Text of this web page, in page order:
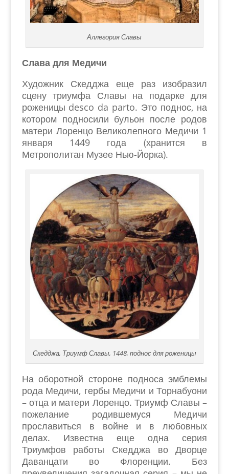
Аллегория Славы
Слава для Медичи
Художник Скедджа еще раз изобразил
сцену триумфа Славы на подарке для
роженицы desco da parto. Это поднос, на
котором подносили бульон после родов
матери Лоренцо Великолепного Медичи 1
января 1449 года (хранится в
Метрополитан Музее Нью-Йорка).
Скедджа, Триумф Славы, 1448, поднос для роженицы
На оборотной стороне подноса эмблемы
рода Медичи, гербы Медичи и Торнабуони
– отца и матери Лоренцо. Триумф Славы –
пожелание родившемуся Медичи
прославиться в войне и в любовных
делах. Известна еще одна серия
Триумфов работы Скедджа во Дворце
Даванцати во Флоренции. Без